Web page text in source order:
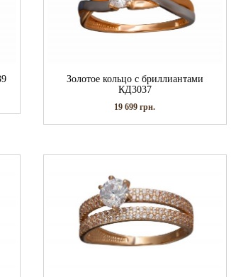
Золотое кольцо с бриллиантами
КД3037
19 699грн.